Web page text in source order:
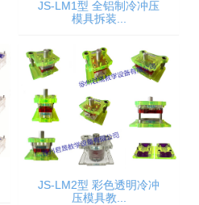
JS-LM1型 全铝制冷冲压
模具拆装...
JS-LM2型 彩色透明冷冲
压模具教...